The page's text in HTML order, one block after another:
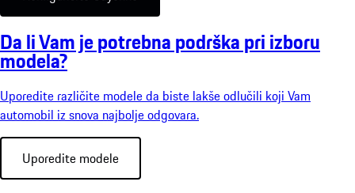
Da li Vam je potrebna podrška pri izboru
modela?
Uporedite različite modele da biste lakše odlučili koji Vam
automobil iz snova najbolje odgovara.
Uporedite modele